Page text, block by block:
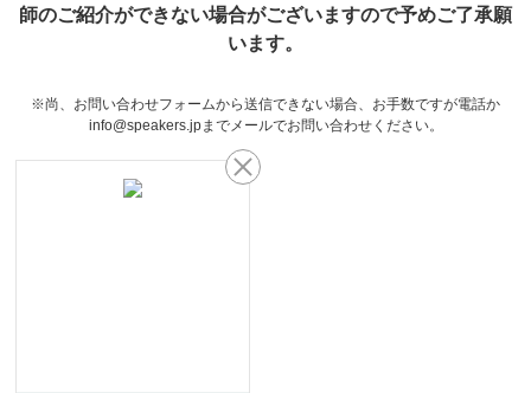
師のご紹介ができない場合がございますので予めご了承願
います。
※尚、お問い合わせフォームから送信できない場合、お手数ですが電話か
info@speakers.jpまでメールでお問い合わせください。